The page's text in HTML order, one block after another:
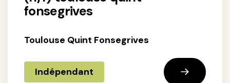
fonsegrives
Toulouse Quint Fonsegrives
Indépendant